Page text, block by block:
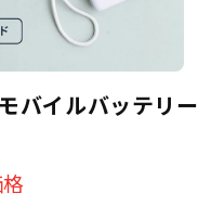
（内税）
バイルバッテリー